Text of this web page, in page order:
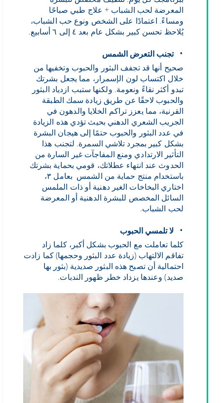
المعرضة لحب الشباب + علاج طبي صباحًا
ومساءً. اعتمادًا على الشخص ونوع حب الشباب،
يُلاحظ تحسن كبير بشكل عام بعد ٤ إلى ٦ أسابيع.
تجنب التعرض الشمس
صحيح أنها قد تجفف البثور والحبوب وتخفيها من
خلال اكتساب لون الإسمرار، مما يجعل بشرتك
تبدو أكثر نقاءً ونعومة. ولكنها ستبب ازدياد البثور
والحبوب لاحقًا عن طريق زيادة سمك الطبقة
القرنية، مما يعزز تراكم الخلايا والدهون في
الجريب الشعري الدهني بحيث تؤدي هذه الزيادة
في عدد البثور والحبوب حتمًا إلى هيجان البشرة
بشكل كبير بمجرد تلاشي السمرة. لتجنب هذا
التأثير الارتدادي ومنع المفاجآت غير السارة من
الحدوث عند انتهاء عطلاتك، قومي بحماية بشرتك
باستخدام منتج حماية من الشمس بعامل ٣،
اختاري البخاخات الغير دهنية أو ذات الملمس
السائل المخصص للبشرة الدهنية أو المعرضة
لحب الشباب.
لا تلمسي الحبوب
كلما تعاملت مع الحبوب بشكل أكبر، كلما زاد
تفاقم الالتهاب (زيادة عدد البثور وحجمها) كما زادت
احتمالية أن تصبح هذه البثور صديدية (بثور بها
صديد) وعندها يزداد خطر ظهور الندبات.